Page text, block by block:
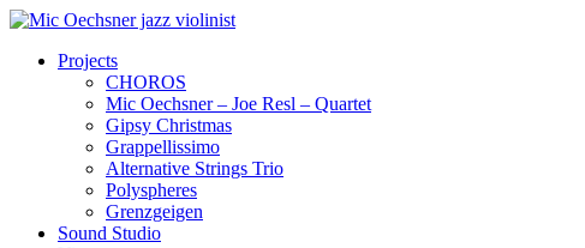
Projects
CHOROS
Mic Oechsner – Joe Resl – Quartet
Gipsy Christmas
Grappellissimo
Alternative Strings Trio
Polyspheres
Grenzgeigen
Sound Studio